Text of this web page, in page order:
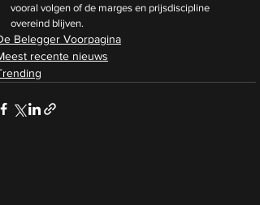
vooral volgen of de marges en prijsdiscipline
overeind blijven.
Belegger Voorpagina
recente nieuws